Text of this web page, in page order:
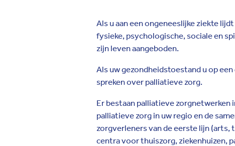
Als u aan een ongeneeslijke ziekte
fysieke, psychologische, sociale en
zijn leven aangeboden.
Als uw gezondheidstoestand u op
spreken over palliatieve zorg.
Er bestaan palliatieve zorgnetwerken
palliatieve zorg in uw regio en de
zorgverleners van de eerste lijn (arts,
centra voor thuiszorg, ziekenhuizen,